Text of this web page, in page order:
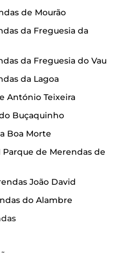
de Mourão
da Freguesia da
da Freguesia do Vau
da Lagoa
António Teixeira
Buçaquinho
Boa Morte
Parque de Merendas de
João David
do Alambre